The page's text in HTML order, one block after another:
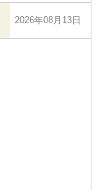
2026年08月13日